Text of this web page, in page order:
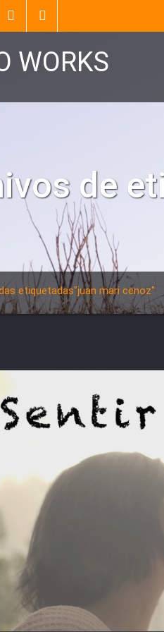
WORKS
de
etiquetadas"juan mari cenoz"